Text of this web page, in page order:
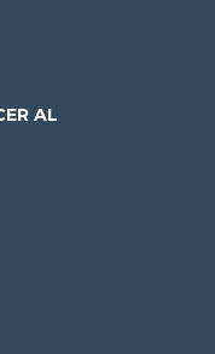
AL